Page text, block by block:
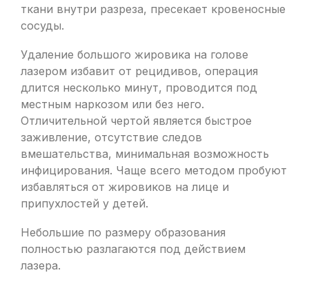
ткани внутри разреза, пресекает кровеносные
сосуды.
Удаление большого жировика на голове
лазером избавит от рецидивов, операция
длится несколько минут, проводится под
местным наркозом или без него.
Отличительной чертой является быстрое
заживление, отсутствие следов
вмешательства, минимальная возможность
инфицирования. Чаще всего методом пробуют
избавляться от жировиков на лице и
припухлостей у детей.
Небольшие по размеру образования
полностью разлагаются под действием
лазера.